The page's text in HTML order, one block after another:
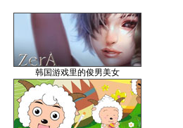
韩国游戏里的俊男美女